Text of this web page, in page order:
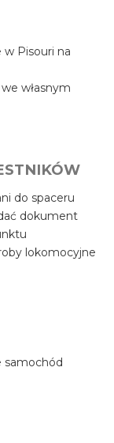
w Pisouri na
własnym
do spaceru
dokument
lokomocyjne
samochód